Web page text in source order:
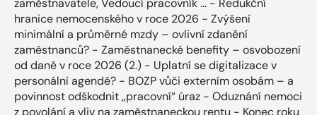
zaměstnavatele, Vedoucí pracovník … - Redukční
hranice nemocenského v roce 2026 - Zvýšení
minimální a průměrné mzdy – ovlivní zdanění
zaměstnanců? - Zaměstnanecké benefity – osvobození
od daně v roce 2026 (2.) - Uplatní se digitalizace v
personální agendě? - BOZP vůči externím osobám – a
povinnost odškodnit „pracovní“ úraz - Oduznání nemoci
z povolání a vliv na zaměstnaneckou rentu - Konec roku